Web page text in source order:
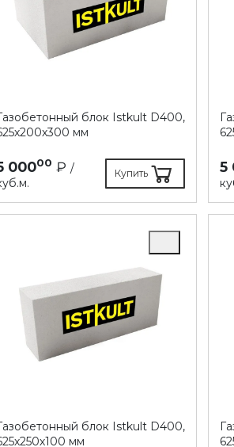
блок Istkult D400,
мм
00000 ₽ /
Купить 5
блок Istkult D400,
мм